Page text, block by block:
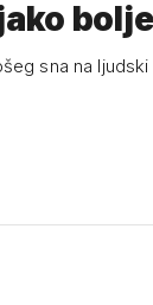
sna na ljudski